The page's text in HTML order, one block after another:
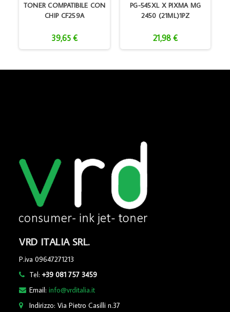
TONER COMPATIBILE CON
CHIP CF259A
39,65 €
PG-545XL X PIXMA MG
2450 (21ML)1PZ
21,98 €
VRD ITALIA SRL.
P.iva 09647271213
Tel:+39 081 757 3459
Email:info@vrditalia.it
Indirizzo: Via Pietro Casilli n.37